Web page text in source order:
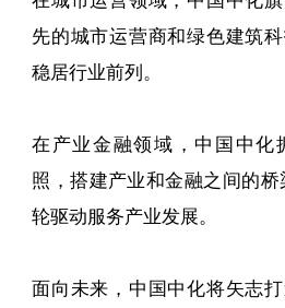
先的城市运营商和绿色建筑
稳居行业前列。
在产业金融领域，中国中化
照，搭建产业和金融之间的桥
轮驱动服务产业发展。
面向未来，中国中化将矢志